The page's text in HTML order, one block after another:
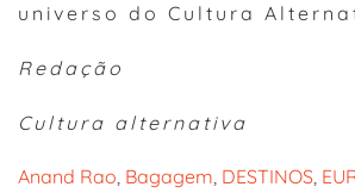
universo do Cultura
Redação
Cultura alternativa
Anand Rao, Bagagem, DESTINOS,